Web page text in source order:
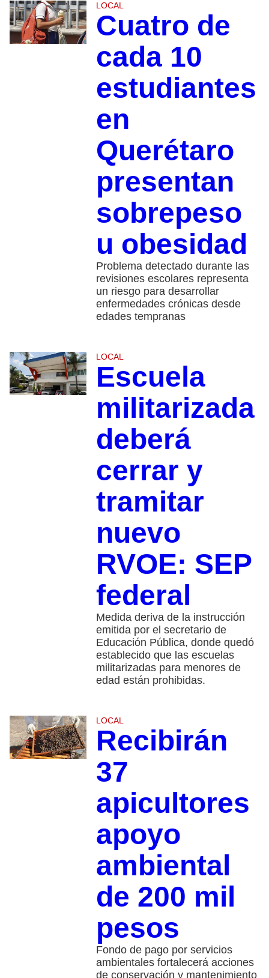
LOCAL
Cuatro de
cada 10
estudiantes
en
Querétaro
presentan
sobrepeso
u obesidad
Problema detectado durante las
revisiones escolares representa
un riesgo para desarrollar
enfermedades crónicas desde
edades tempranas
LOCAL
Escuela
militarizada
deberá
cerrar y
tramitar
nuevo
RVOE: SEP
federal
Medida deriva de la instrucción
emitida por el secretario de
Educación Pública, donde quedó
establecido que las escuelas
militarizadas para menores de
edad están prohibidas.
LOCAL
Recibirán
37
apicultores
apoyo
ambiental
de 200 mil
pesos
Fondo de pago por servicios
ambientales fortalecerá acciones
de conservación y mantenimiento